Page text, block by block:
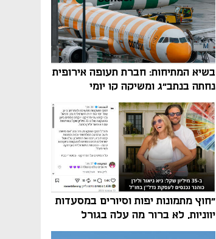
בשיא המתיחות: חברת תעופה אירופית
נחתה בנתב"ג ומשיקה קו יומי
"חוץ מתמונות יפות וסיורים במסעדות
יווניות, לא ברור מה עלה בגורל
פרויקט הנדל"ן"